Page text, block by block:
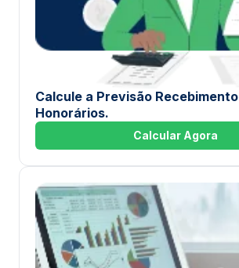
Calcule a Previsão
Honorários.
Calcular Agora